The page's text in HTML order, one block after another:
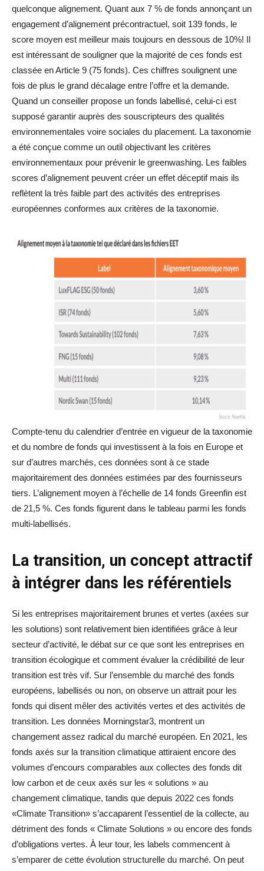
quelconque alignement. Quant aux 7 % de fonds annonçant un
engagement d’alignement précontractuel, soit 139 fonds, le
score moyen est meilleur mais toujours en dessous de 10%! Il
est intéressant de souligner que la majorité de ces fonds est
classée en Article 9 (75 fonds). Ces chiffres soulignent une
fois de plus le grand décalage entre l’offre et la demande.
Quand un conseiller propose un fonds labellisé, celui-ci est
supposé garantir auprès des souscripteurs des qualités
environnementales voire sociales du placement. La taxonomie
a été conçue comme un outil objectivant les critères
environnementaux pour prévenir le greenwashing. Les faibles
scores d’alignement peuvent créer un effet déceptif mais ils
reflètent la très faible part des activités des entreprises
européennes conformes aux critères de la taxonomie.
Compte-tenu du calendrier d’entrée en vigueur de la taxonomie
et du nombre de fonds qui investissent à la fois en Europe et
sur d’autres marchés, ces données sont à ce stade
majoritairement des données estimées par des fournisseurs
tiers. L’alignement moyen à l’échelle de 14 fonds Greenfin est
de 21,5 %. Ces fonds figurent dans le tableau parmi les fonds
multi-labellisés.
La transition, un concept attractif
à intégrer dans les référentiels
Si les entreprises majoritairement brunes et vertes (axées sur
les solutions) sont relativement bien identifiées grâce à leur
secteur d’activité, le débat sur ce que sont les entreprises en
transition écologique et comment évaluer la crédibilité de leur
transition est très vif. Sur l’ensemble du marché des fonds
européens, labellisés ou non, on observe un attrait pour les
fonds qui disent mêler des activités vertes et des activités de
transition. Les données Morningstar3, montrent un
changement assez radical du marché européen. En 2021, les
fonds axés sur la transition climatique attiraient encore des
volumes d’encours comparables aux collectes des fonds dit
low carbon et de ceux axés sur les « solutions » au
changement climatique, tandis que depuis 2022 ces fonds
«Climate Transition» s’accaparent l’essentiel de la collecte, au
détriment des fonds « Climate Solutions » ou encore des fonds
d’obligations vertes. À leur tour, les labels commencent à
s’emparer de cette évolution structurelle du marché. On peut